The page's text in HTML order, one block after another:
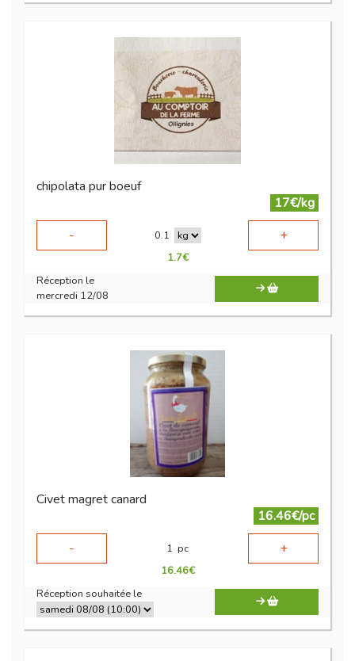
chipolata pur boeuf
17€/kg
-
0.1 +
1.7€
Réception le
mercredi 12/08
Civet magret canard
16.46€/pc
-
1 pc +
16.46€
Réception souhaitée le